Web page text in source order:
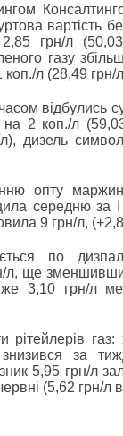
вартість
грн/л (50,03
газу
коп./л (28,49 грн/
відбулись
2 коп./л
дизель
опту
середню за I
9 грн/л,
по
л, ще
3,10 грн/л
рітейлерів
знизився за
5,95 грн/л
(5,62 грн/л